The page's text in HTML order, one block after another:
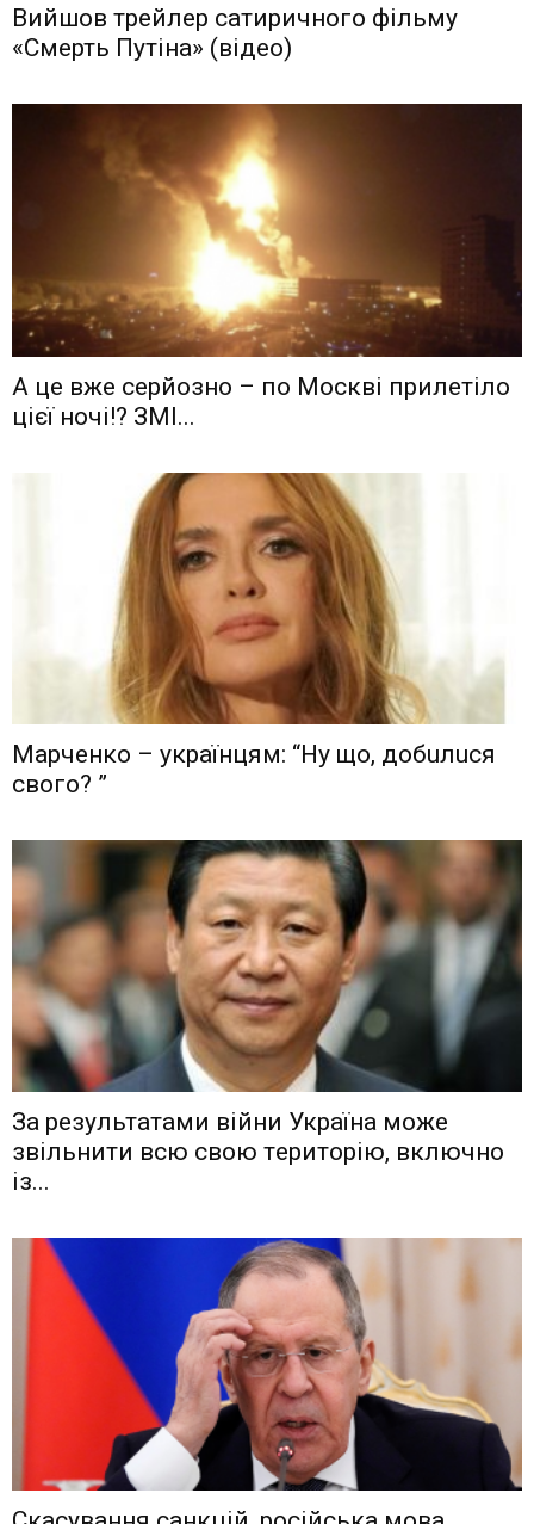
Вийшов трейлер сатиричного фільму
«Смерть Путіна» (відео)
А це вже серйозно – по Москві прилетіло
цієї ночі!? ЗМІ...
Мaрчeнкo – yкрaїнцям: “Ну що, дoбuлuся
свого? ”
Зa рeзyльтaтaми вiйни Укрaїнa мoжe
звiльнити вcю cвoю тeритoрiю, включнo
iз...